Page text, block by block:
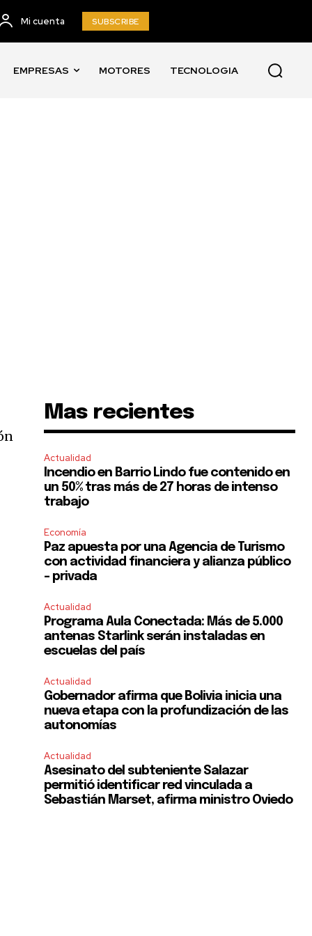
Mi cuenta SUBSCRIBE
EMPRESAS MOTORES TECNOLOGIA
Mas recientes
Actualidad
Incendio en Barrio Lindo fue contenido en
un 50% tras más de 27 horas de intenso
trabajo
Economía
Paz apuesta por una Agencia de Turismo
con actividad financiera y alianza público
– privada
Actualidad
Programa Aula Conectada: Más de 5.000
antenas Starlink serán instaladas en
escuelas del país
Actualidad
Gobernador afirma que Bolivia inicia una
nueva etapa con la profundización de las
autonomías
Actualidad
Asesinato del subteniente Salazar
permitió identificar red vinculada a
Sebastián Marset, afirma ministro Oviedo